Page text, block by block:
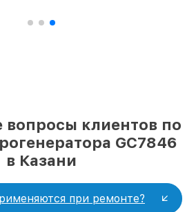
клиентов по
GC7846
в Казани
при ремонте?